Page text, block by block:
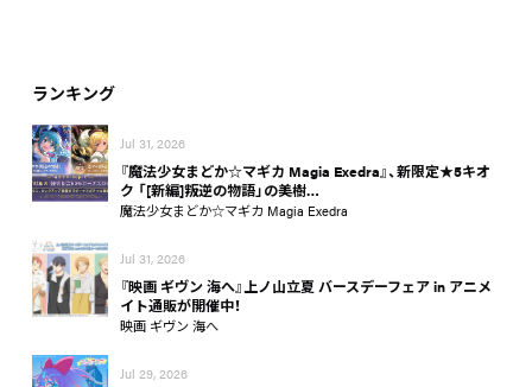
ランキング
Jul 31, 2026
『魔法少女まどか☆マギカ Magia Exedra』、新限定★5キオ
ク 「[新編]叛逆の物語」の美樹…
魔法少女まどか☆マギカ Magia Exedra
Jul 31, 2026
『映画 ギヴン 海へ』上ノ山立夏 バースデーフェア in アニメ
イト通販が開催中！
映画 ギヴン 海へ
Jul 29, 2026